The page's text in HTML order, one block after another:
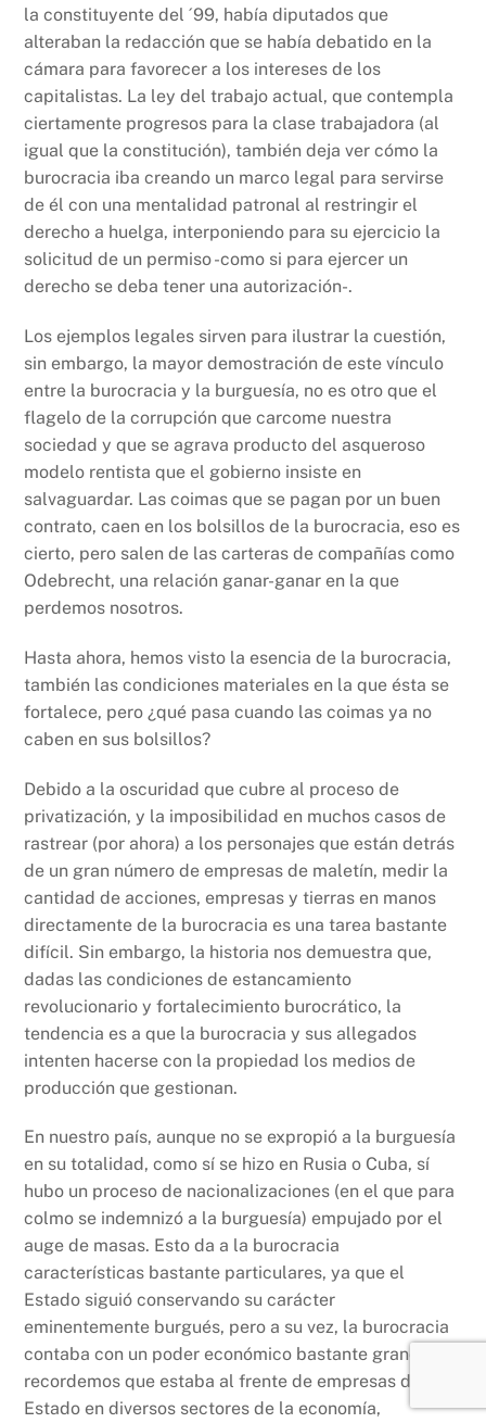
la constituyente del ´99, había diputados que
alteraban la redacción que se había debatido en la
cámara para favorecer a los intereses de los
capitalistas. La ley del trabajo actual, que contempla
ciertamente progresos para la clase trabajadora (al
igual que la constitución), también deja ver cómo la
burocracia iba creando un marco legal para servirse
de él con una mentalidad patronal al restringir el
derecho a huelga, interponiendo para su ejercicio la
solicitud de un permiso -como si para ejercer un
derecho se deba tener una autorización-.
Los ejemplos legales sirven para ilustrar la cuestión,
sin embargo, la mayor demostración de este vínculo
entre la burocracia y la burguesía, no es otro que el
flagelo de la corrupción que carcome nuestra
sociedad y que se agrava producto del asqueroso
modelo rentista que el gobierno insiste en
salvaguardar. Las coimas que se pagan por un buen
contrato, caen en los bolsillos de la burocracia, eso es
cierto, pero salen de las carteras de compañías como
Odebrecht, una relación ganar-ganar en la que
perdemos nosotros.
Hasta ahora, hemos visto la esencia de la burocracia,
también las condiciones materiales en la que ésta se
fortalece, pero ¿qué pasa cuando las coimas ya no
caben en sus bolsillos?
Debido a la oscuridad que cubre al proceso de
privatización, y la imposibilidad en muchos casos de
rastrear (por ahora) a los personajes que están detrás
de un gran número de empresas de maletín, medir la
cantidad de acciones, empresas y tierras en manos
directamente de la burocracia es una tarea bastante
difícil. Sin embargo, la historia nos demuestra que,
dadas las condiciones de estancamiento
revolucionario y fortalecimiento burocrático, la
tendencia es a que la burocracia y sus allegados
intenten hacerse con la propiedad los medios de
producción que gestionan.
En nuestro país, aunque no se expropió a la burguesía
en su totalidad, como sí se hizo en Rusia o Cuba, sí
hubo un proceso de nacionalizaciones (en el que para
colmo se indemnizó a la burguesía) empujado por el
auge de masas. Esto da a la burocracia
características bastante particulares, ya que el
Estado siguió conservando su carácter
eminentemente burgués, pero a su vez, la burocracia
contaba con un poder económico bastante grande -
recordemos que estaba al frente de empresas del
Estado en diversos sectores de la economía,